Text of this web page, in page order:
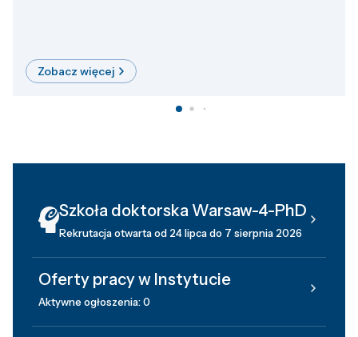
Zobacz więcej
Szkoła doktorska Warsaw-4-PhD
Rekrutacja otwarta od 24 lipca do 7 sierpnia 2026
Oferty pracy w Instytucie
Aktywne ogłoszenia: 0